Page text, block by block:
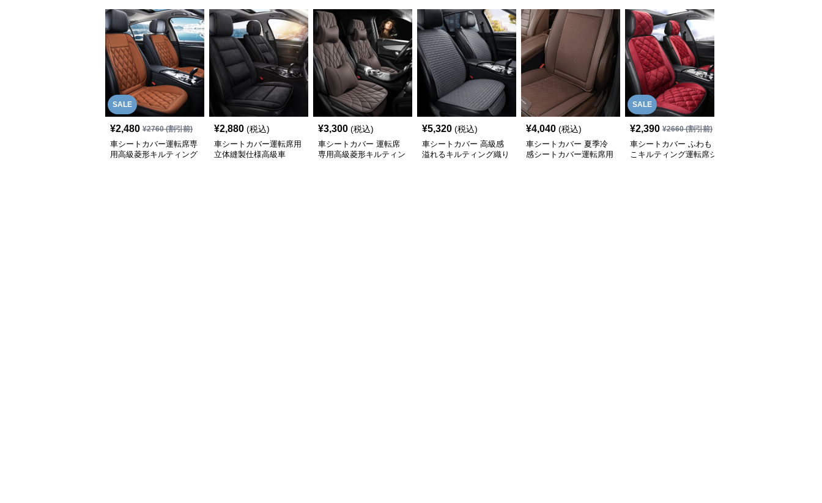
SALE
¥2,480 ¥2760(割引前)
車シートカバー運転席専
用高級菱形キルティング
¥2,880 (税込)
車シートカバー運転席用
立体縫製仕様高級車
¥3,300 (税込)
車シートカバー 運転席
専用高級菱形キルティン
¥5,320 (税込)
車シートカバー 高級感
溢れるキルティング織り
¥4,040 (税込)
車シートカバー 夏季冷
感シートカバー運転席用
SALE
¥2,390 ¥2660(割引前)
車シートカバー ふわも
こキルティング運転席シ